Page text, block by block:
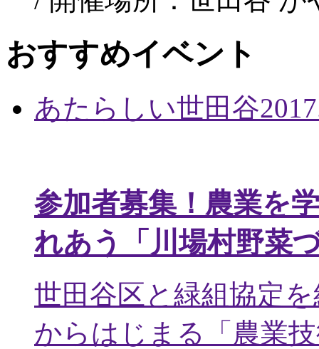
おすすめイベント
あたらしい世田谷
参加者募集！農業を
れあう「川場村野菜
世田谷区と緑組協定
からはじまる「農業